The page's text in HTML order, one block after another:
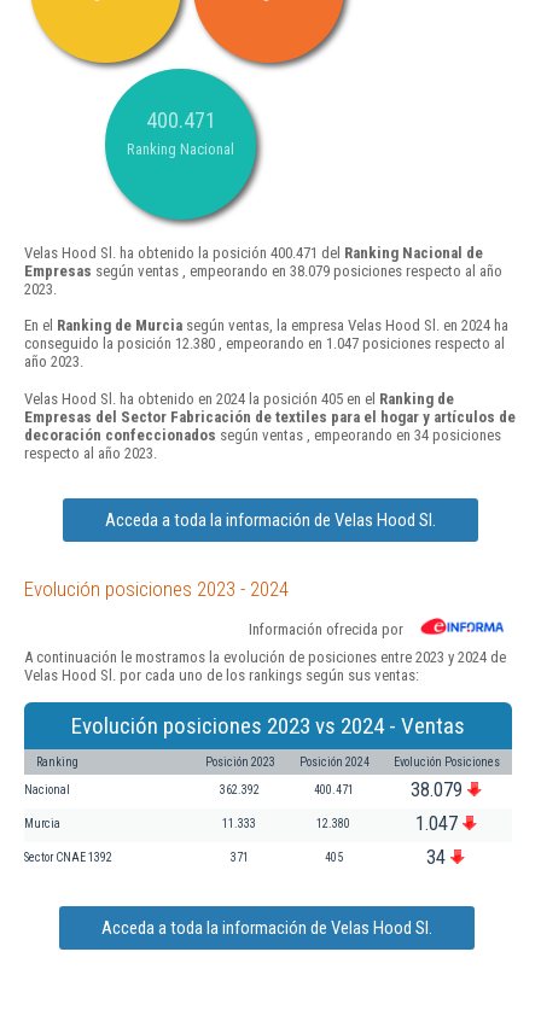
400.471
Ranking Nacional
Velas Hood Sl. ha obtenido la posición 400.471 del Ranking Nacional de
Empresas según ventas , empeorando en 38.079 posiciones respecto al año
2023.
En el Ranking de Murcia según ventas, la empresa Velas Hood Sl. en 2024 ha
conseguido la posición 12.380 , empeorando en 1.047 posiciones respecto al
año 2023.
Velas Hood Sl. ha obtenido en 2024 la posición 405 en el Ranking de
Empresas del Sector Fabricación de textiles para el hogar y artículos de
decoración confeccionados según ventas , empeorando en 34 posiciones
respecto al año 2023.
Acceda a toda la información de Velas Hood Sl.
Evolución posiciones 2023 - 2024
Información ofrecida por
A continuación le mostramos la evolución de posiciones entre 2023 y 2024 de
Velas Hood Sl. por cada uno de los rankings según sus ventas:
Evolución posiciones 2023 vs 2024 - Ventas
Ranking Posición 2023 Posición 2024 Evolución Posiciones
Nacional 362.392 400.471 38.079
Murcia 11.333 12.380 1.047
Sector CNAE 1392 371 405 34
Acceda a toda la información de Velas Hood Sl.